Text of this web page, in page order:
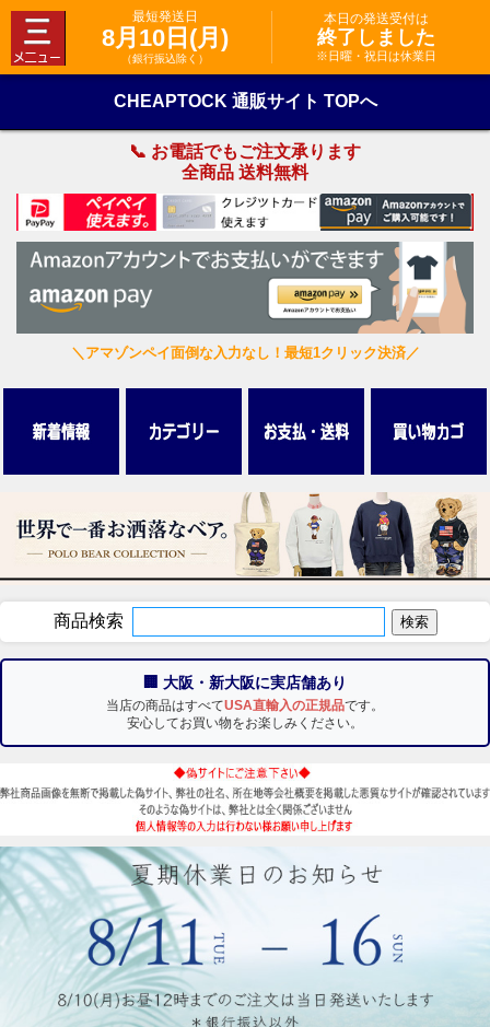
最短発送日
8月10日(月)
（銀行振込除く）
本日の発送受付は
終了しました
※日曜・祝日は休業日
CHEAPTOCK 通販サイト TOPへ
📞 お電話でもご注文承ります
全商品 送料無料
＼アマゾンペイ面倒な入力なし！最短1クリック決済／
商品検索
🏢 大阪・新大阪に実店舗あり
当店の商品はすべてUSA直輸入の正規品です。
安心してお買い物をお楽しみください。